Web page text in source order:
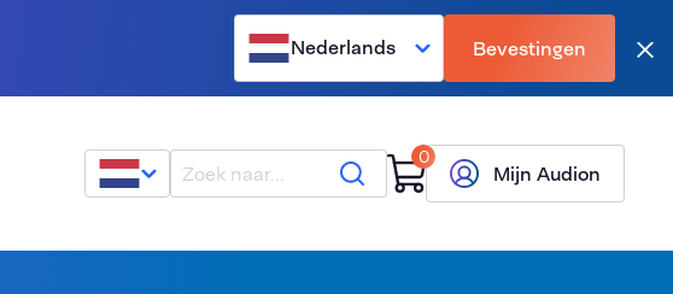
Nederlands Bevestingen
Zoeken 0
Mijn Audion